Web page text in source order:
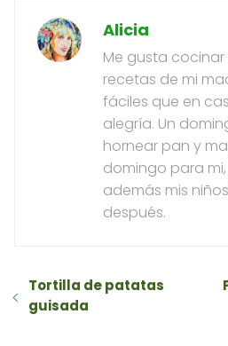
Alicia
Me gusta
recetas de mi
fáciles que en
alegría. Un
hornear pan y
domingo para
además mis
después.
Tortilla de patatas
guisada